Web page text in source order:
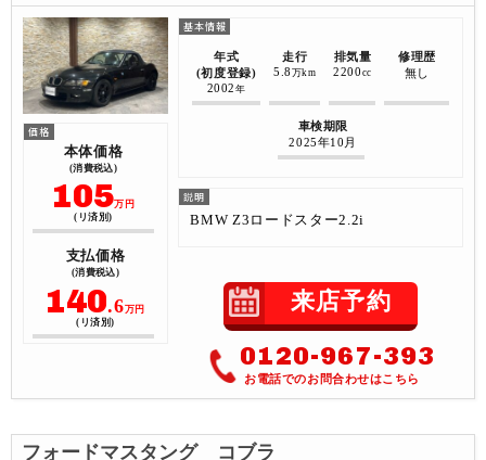
本体価格
(消費税込)
105万円
(リ済別)
支払価格
(消費税込)
140.6万円
(リ済別)
年式
(初度登録)
2002 年
走行
5.8 万km
排気量
2200 cc
修理歴
無し
車検期限
2025年10月
BMW Z3ロードスター2.2i
来店予約
0120-967-393
お電話でのお問合わせはこちら
フォードマスタング コブラ